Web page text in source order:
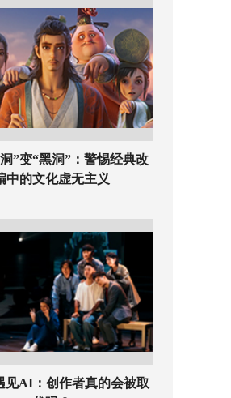
”变“黑洞”：警惕经典改
中的文化虚无主义
见AI：创作者真的会被取